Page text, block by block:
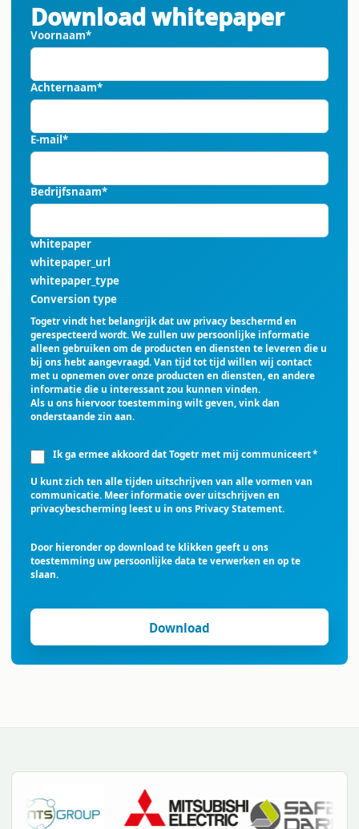
Download whitepaper
Voornaam*
Achternaam*
E-mail*
Bedrijfsnaam*
whitepaper
whitepaper_url
whitepaper_type
Conversion type
Togetr vindt het belangrijk dat uw privacy beschermd en
gerespecteerd wordt. We zullen uw persoonlijke informatie
alleen gebruiken om de producten en diensten te leveren die u
bij ons hebt aangevraagd. Van tijd tot tijd willen wij contact
met u opnemen over onze producten en diensten, en andere
informatie die u interessant zou kunnen vinden.
Als u ons hiervoor toestemming wilt geven, vink dan
onderstaande zin aan.
Ik ga ermee akkoord dat Togetr met mij communiceert*
U kunt zich ten alle tijden uitschrijven van alle vormen van
communicatie. Meer informatie over uitschrijven en
privacybescherming leest u in ons Privacy Statement.
Door hieronder op download te klikken geeft u ons
toestemming uw persoonlijke data te verwerken en op te
slaan.